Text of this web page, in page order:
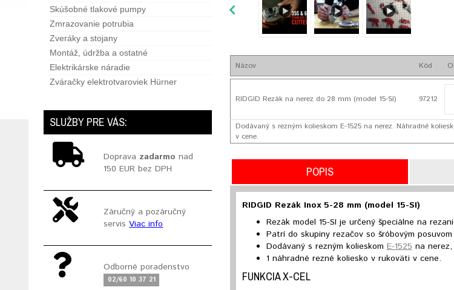
Skúšobné tlakové pumpy
Zmrazovanie potrubia
Zveráky a stojany
Montáž, údržba a ostatné
Elektrikárske náradie
Zváračky elektrotvaroviek Hürner
SLUŽBY PRE VÁS:
Doprava zadarmo nad
150 EUR bez DPH
Záručný a pozáručný
servisViac info
Odborné poradenstvo
02/60 10 37 21
Názov Kód
RIDGID Rezák na nerez do 28 mm (model 15-SI) 97212
Dodávaný s rezným kolieskom E-1525 na nerez. Náhradné
v cene.
POPIS
RIDGID Rezák Inox 5-28 mm (model 15-SI)
Rezák model 15-SI je určený špeciálne na
Patrí do skupiny rezačov so šróbovým
Dodávaný s rezným kolieskom E-1525 na
1 náhradné rezné koliesko v rukoväti v cene.
FUNKCIA X-CEL